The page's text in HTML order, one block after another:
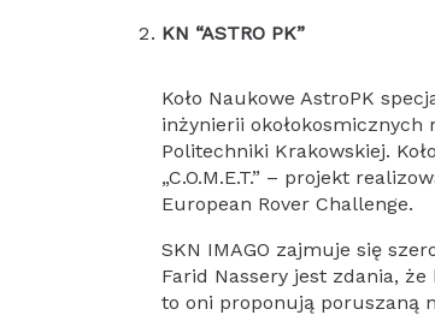
KN “ASTRO PK”
Koło Naukowe AstroPK
inżynierii
Politechniki Krakowskiej.
„C.O.M.E.T.” – projekt
European Rover Challenge.
SKN IMAGO zajmuje się
Farid Nassery jest zdania,
to oni proponują poruszaną